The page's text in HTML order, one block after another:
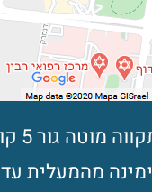
ימינה מהמעלית